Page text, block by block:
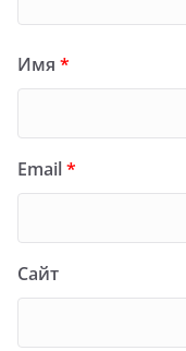
Имя *
Email*
Сайт